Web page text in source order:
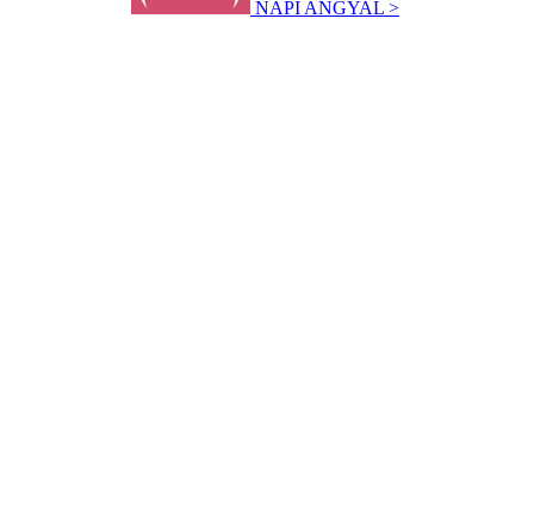
NAPI ANGYAL >